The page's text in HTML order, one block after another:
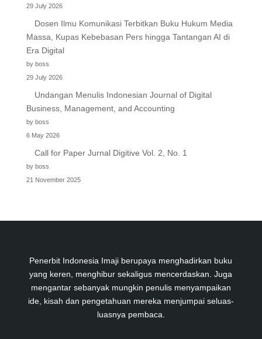
29 July 2026
Dosen Ilmu Komunikasi Terbitkan Buku Hukum Media
Massa, Kupas Kebebasan Pers hingga Tantangan AI di
Era Digital
by boss
29 July 2026
Undangan Menulis Indonesian Journal of Digital
Business, Management, and Accounting
by boss
6 May 2026
Call for Paper Jurnal Digitive Vol. 2, No. 1
by boss
21 November 2025
Penerbit Indonesia Imaji berupaya menghadirkan buku
yang keren, menghibur sekaligus mencerdaskan. Juga
mengantar sebanyak mungkin penulis menyampaikan
ide, kisah dan pengetahuan mereka menjumpai seluas-
luasnya pembaca.